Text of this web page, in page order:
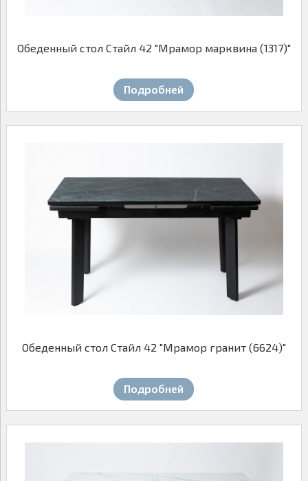
Обеденный стол Стайл 42 "Мрамор марквина (1317)"
Подробней
Обеденный стол Стайл 42 "Mрамор гранит (6624)"
Подробней